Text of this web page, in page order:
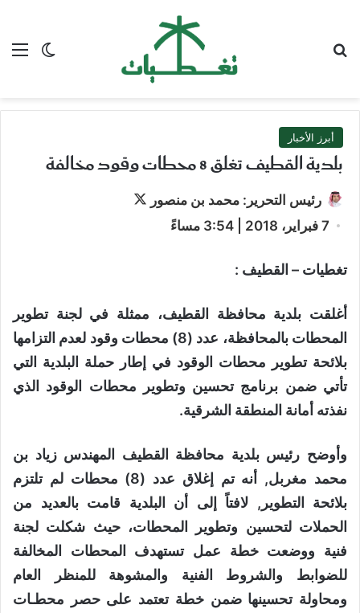
الوضع
أبرز الأخبار
بلدية القطيف تغلق 8 محطات وقود مخالفة
رئيس التحرير: محمد بن منصور
7 فبراير، 2018 | 3:54 مساءً
تغطيات – القطيف :
أغلقت بلدية محافظة القطيف، ممثلة في لجنة تطوير
المحطات بالمحافظة، عدد (8) محطات وقود لعدم التزامها
بلائحة تطوير محطات الوقود في إطار حملة البلدية التي
تأتي ضمن برنامج تحسين وتطوير محطات الوقود الذي
نفذته أمانة المنطقة الشرقية.
وأوضح رئيس بلدية محافظة القطيف المهندس زياد بن
محمد مغربل, أنه تم إغلاق عدد (8) محطات لم تلتزم
بلائحة التطوير, لافتاً إلى أن البلدية قامت بالعديد من
الحملات لتحسين وتطوير المحطات، حيث شكلت لجنة
فنية ووضعت خطة عمل تستهدف المحطات المخالفة
للضوابط والشروط الفنية والمشوهة للمنظر العام
ومحاولة تحسينها ضمن خطة تعتمد على حصر محطـات